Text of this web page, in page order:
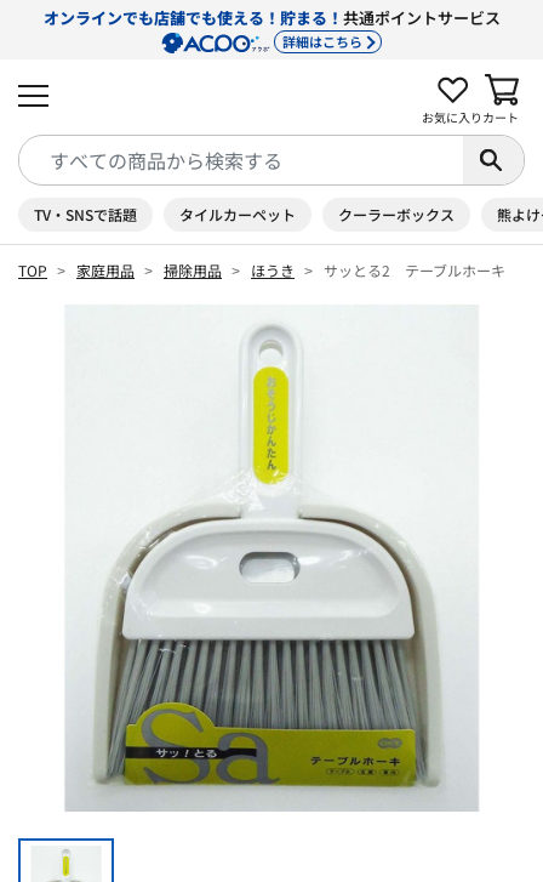
オンラインでも店舗でも使える！貯まる！ 共通ポイントサービス
詳細はこちら
お気に入り カート
TV・SNSで話題 タイルカーペット クーラーボックス 熊よ
TOP 家庭用品 掃除用品 ほうき サッとる2 テーブルホーキ